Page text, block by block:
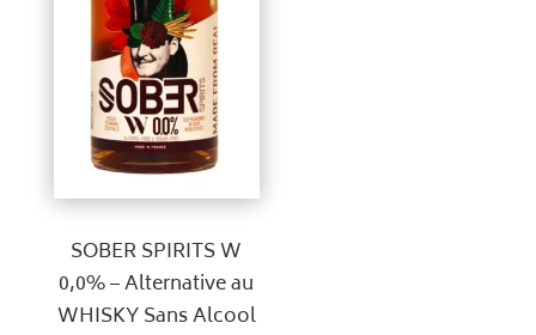
SOBER SPIRITS W
0,0% – Alternative au
WHISKY Sans Alcool